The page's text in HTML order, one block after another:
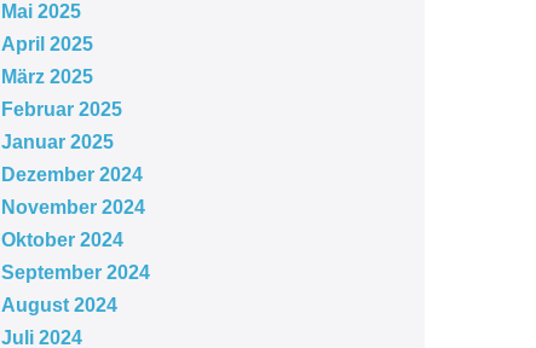
Mai 2025
April 2025
März 2025
Februar 2025
Januar 2025
Dezember 2024
November 2024
Oktober 2024
September 2024
August 2024
Juli 2024